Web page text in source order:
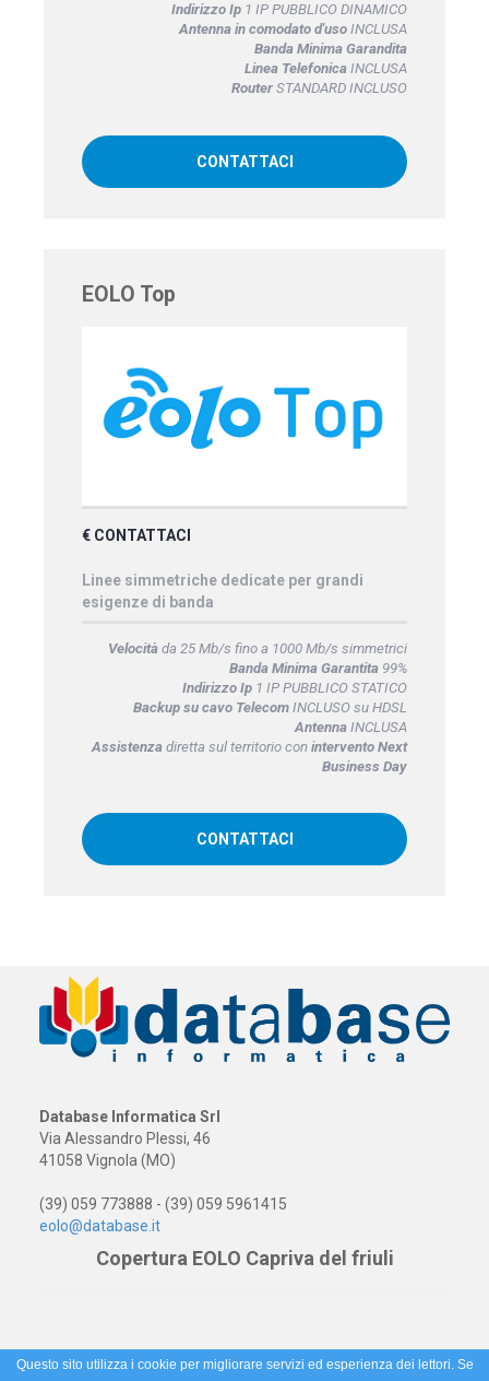
Indirizzo Ip1 IP PUBBLICO DINAMICO
Antenna in comodato d'usoINCLUSA
Banda Minima Garandita
Linea TelefonicaINCLUSA
RouterSTANDARD INCLUSO
CONTATTACI
EOLO Top
€ CONTATTACI
Linee simmetriche dedicate per grandi
esigenze di banda
Velocitàda 25 Mb/s fino a 1000 Mb/s simmetrici
Banda Minima Garantita99%
Indirizzo Ip1 IP PUBBLICO STATICO
Backup su cavo TelecomINCLUSO su HDSL
AntennaINCLUSA
Assistenza diretta sul territorio con intervento Next
Business Day
CONTATTACI
Database Informatica Srl
Via Alessandro Plessi, 46
41058 Vignola (MO)
(39) 059 773888 - (39) 059 5961415
eolo@database.it
Copertura EOLO Capriva del friuli
Questo sito utilizza i cookie per migliorare servizi ed esperienza dei lettori. Se